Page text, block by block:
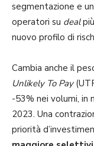
segmentazione e
operatori su deal
nuovo profilo di
Cambia anche il
Unlikely To Pay
-53% nei volumi,
2023. Una
priorità